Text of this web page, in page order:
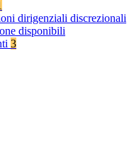
dirigenziali discrezionali
disponibili
3